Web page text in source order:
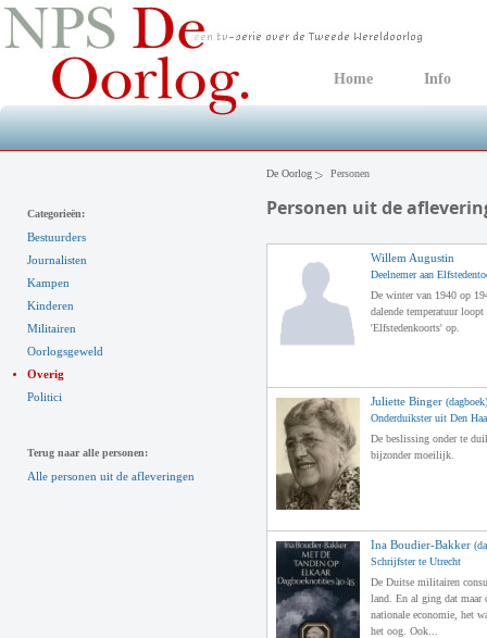
Home Info
Categorieën:
Bestuurders
Journalisten
Kampen
Kinderen
Militairen
Oorlogsgeweld
Overig
Politici
Terug naar alle personen:
Alle personen uit de afleveringen
De Oorlog Personen
Personen uit de
Willem Augustin
Deelnemer aan
De winter van 1940 op
dalende temperatuur
'Elfstedenkoorts' op.
Juliette Binger (dagboek)
Onderduikster uit Den
De beslissing onder te
bijzonder moeilijk.
Ina Boudier-Bakker
Schrijfster te Utrecht
De Duitse militairen
land. En al ging dat maar
nationale economie, het
het oog. Ook...